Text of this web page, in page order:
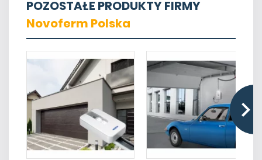
POZOSTAŁE PRODUKTY FIRMY
Novoferm Polska